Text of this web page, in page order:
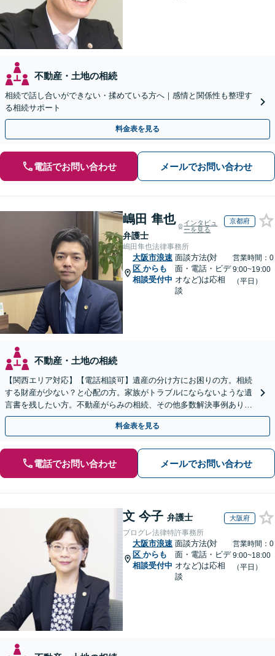
不動産・土地の相続
相続で話し合いができない・揉めている方へ｜感情と関係性も整理す
る相続サポート
料金表を見る
電話でお問い合わせ メールでお問い合わせ
嶋田 隼也
弁護士
インタビュ
ーを見る
京都府
嶋田隼也法律事務所
大阪市浪速
区 からも
相談受付中
面談方法(対
面・電話・ビデ
オなど)は応相
談
営業時間：0
9:00~19:00
（平日）
不動産・土地の相続
【関西エリア対応】【電話相談可】遺産の分け方にお困りの方。相続
する財産が少ない？と心配の方。家族がトラブルにならないような遺
言書を残したい方。不動産がらみの相続、その他多数解決事例あり。
親身に対応します【夜間・休日面談】【初回相談無料】
料金表を見る
電話でお問い合わせ メールでお問い合わせ
文 今子 弁護士 大阪府
プログレ法律特許事務所
大阪市浪速
区 からも
相談受付中
面談方法(対
面・電話・ビデ
オなど)は応相
談
営業時間：0
9:00~18:00
（平日）